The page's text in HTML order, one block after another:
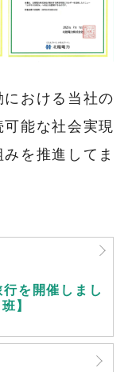
おける当社の
能な社会実現
を推進してま
を開催しまし
】